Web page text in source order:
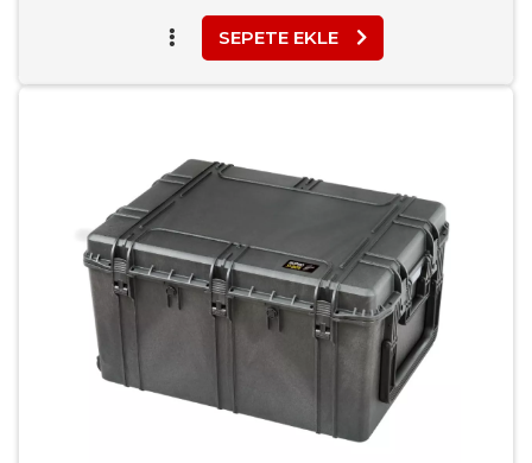
SEPETE EKLE
Karşılaştır
Rapor Bildir